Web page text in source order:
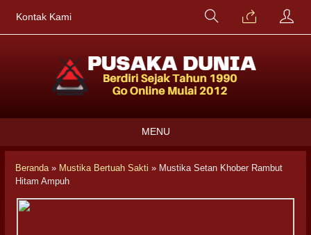
Kontak Kami
MENU
Beranda» Mustika Bertuah Sakti » Mustika Setan Khober Rambut
Hitam Ampuh